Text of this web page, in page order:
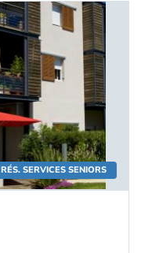
RÉS. SERVICES SENIORS